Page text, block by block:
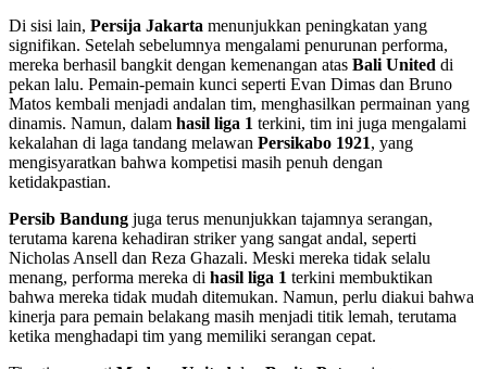
Di sisi lain, Persija Jakarta menunjukkan peningkatan yang
signifikan. Setelah sebelumnya mengalami penurunan performa,
mereka berhasil bangkit dengan kemenangan atas Bali United di
pekan lalu. Pemain-pemain kunci seperti Evan Dimas dan Bruno
Matos kembali menjadi andalan tim, menghasilkan permainan yang
dinamis. Namun, dalam hasil liga 1 terkini, tim ini juga mengalami
kekalahan di laga tandang melawan Persikabo 1921, yang
mengisyaratkan bahwa kompetisi masih penuh dengan
ketidakpastian.
Persib Bandung juga terus menunjukkan tajamnya serangan,
terutama karena kehadiran striker yang sangat andal, seperti
Nicholas Ansell dan Reza Ghazali. Meski mereka tidak selalu
menang, performa mereka di hasil liga 1 terkini membuktikan
bahwa mereka tidak mudah ditemukan. Namun, perlu diakui bahwa
kinerja para pemain belakang masih menjadi titik lemah, terutama
ketika menghadapi tim yang memiliki serangan cepat.